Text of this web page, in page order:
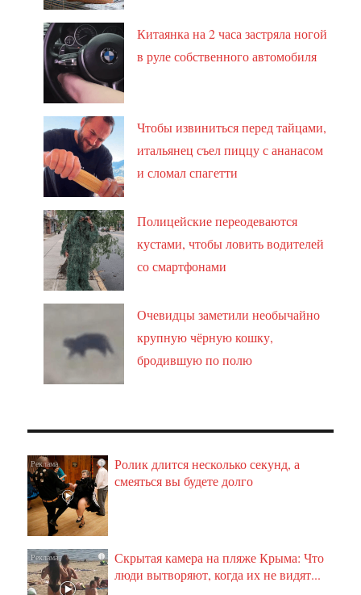
Китаянка на 2 часа застряла ногой
в руле собственного автомобиля
Чтобы извиниться перед тайцами,
итальянец съел пиццу с ананасом
и сломал спагетти
Полицейские переодеваются
кустами, чтобы ловить водителей
со смартфонами
Очевидцы заметили необычайно
крупную чёрную кошку,
бродившую по полю
i
Ролик длится несколько секунд, а
смеяться вы будете долго
i
Скрытая камера на пляже Крыма: Что
люди вытворяют, когда их не видят...